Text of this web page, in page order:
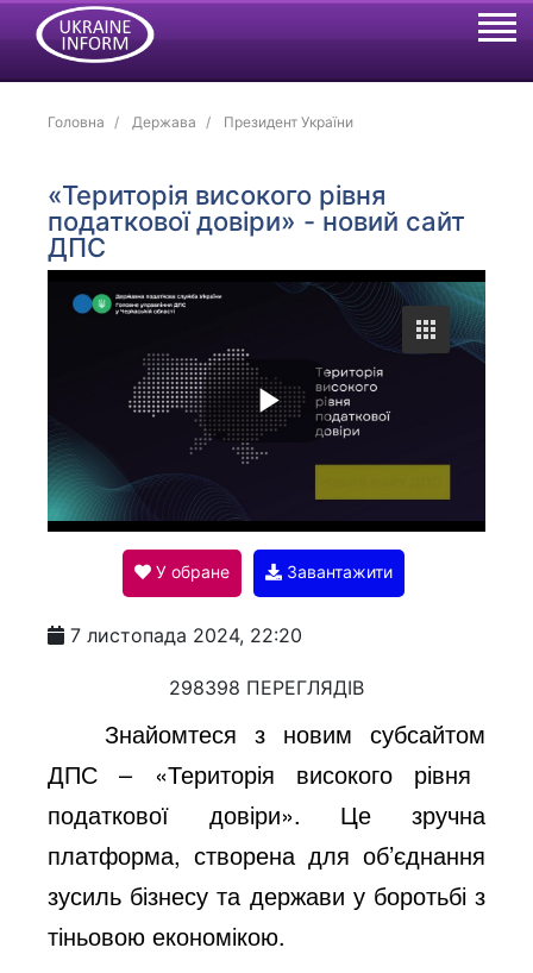
Головна Держава Президент України
«Територія високого рівня
податкової довіри» - новий сайт
ДПС
P
l
a
y
V
i
d
У обране Завантажити
7 листопада 2024, 22:20
298398 ПЕРЕГЛЯДІВ
Знайомтеся з новим субсайтом
ДПС – «Територія високого рівня
податкової довіри». Це зручна
платформа, створена для об’єднання
зусиль бізнесу та держави у боротьбі з
тіньовою економікою.